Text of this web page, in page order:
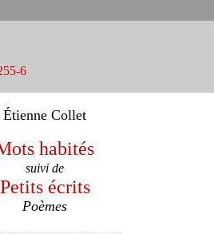
6
Étienne Collet
habités
suivi de
Petits écrits
Poèmes